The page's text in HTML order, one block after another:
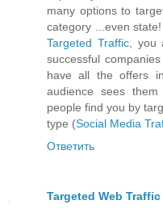
many options to
category ...even
Targeted Traffic, you
successful
have all the offers
audience sees
people find you by
type (Social Media
Ответить
Targeted Web Traffic